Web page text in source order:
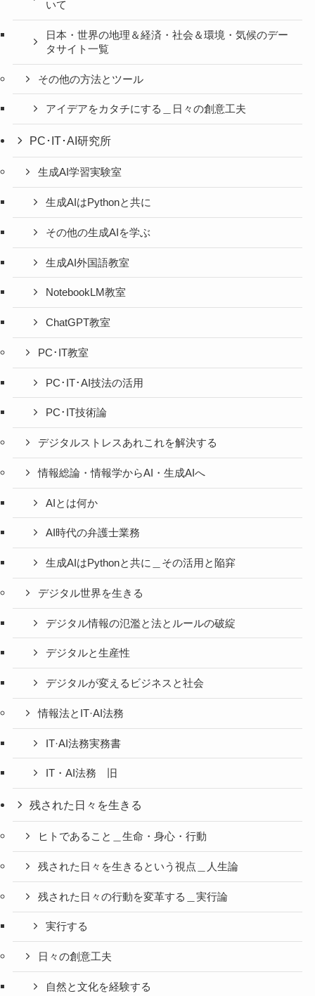
いて
日本・世界の地理＆経済・社会＆環境・気候のデー
タサイト一覧
その他の方法とツール
アイデアをカタチにする＿日々の創意工夫
PC･IT･AI研究所
生成AI学習実験室
生成AIはPythonと共に
その他の生成AIを学ぶ
生成AI外国語教室
NotebookLM教室
ChatGPT教室
PC･IT教室
PC･IT･AI技法の活用
PC･IT技術論
デジタルストレスあれこれを解決する
情報総論・情報学からAI・生成AIへ
AIとは何か
AI時代の弁護士業務
生成AIはPythonと共に＿その活用と陥穽
デジタル世界を生きる
デジタル情報の氾濫と法とルールの破綻
デジタルと生産性
デジタルが変えるビジネスと社会
情報法とIT·AI法務
IT·AI法務実務書
IT・AI法務 旧
残された日々を生きる
ヒトであること＿生命・身心・行動
残された日々を生きるという視点＿人生論
残された日々の行動を変革する＿実行論
実行する
日々の創意工夫
自然と文化を経験する